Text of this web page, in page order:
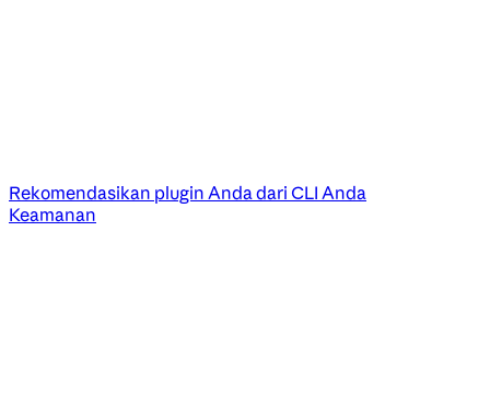
Rekomendasikan plugin Anda dari CLI Anda
Keamanan